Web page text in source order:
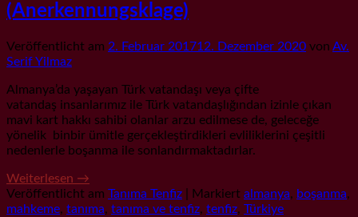
(Anerkennungsklage)
Veröffentlicht am 2. Februar 201712. Dezember 2020 von Av.
Serif Yilmaz
Almanya’da yaşayan Türk vatandaşı veya çifte
vatandaş insanlarımız ile Türk vatandaşlığından izinle çıkan
mavi kart hakkı sahibi olanlar arzu edilmese de, geleceğe
yönelik binbir ümitle gerçekleştirdikleri evliliklerini çeşitli
nedenlerle boşanma ile sonlandırmaktadırlar.
Weiterlesen →
Veröffentlicht am Tanıma Tenfiz Markiert almanya, boşanma,
mahkeme, tanıma, tanıma ve tenfiz, tenfiz, Türkiye